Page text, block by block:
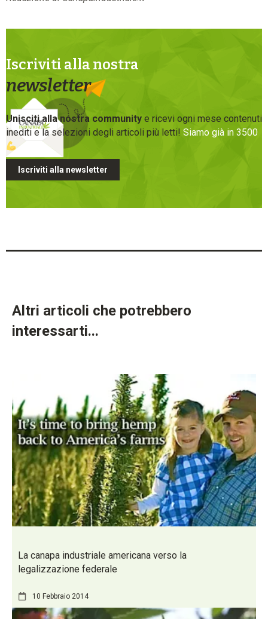
Iscriviti alla nostra
newsletter
Unisciti alla nostra community e ricevi ogni mese contenuti
inediti e la selezioni degli articoli più letti! Siamo già in 3500
Iscriviti alla newsletter
Altri articoli che potrebbero
interessarti...
La canapa industriale americana verso la
legalizzazione federale
10 Febbraio 2014